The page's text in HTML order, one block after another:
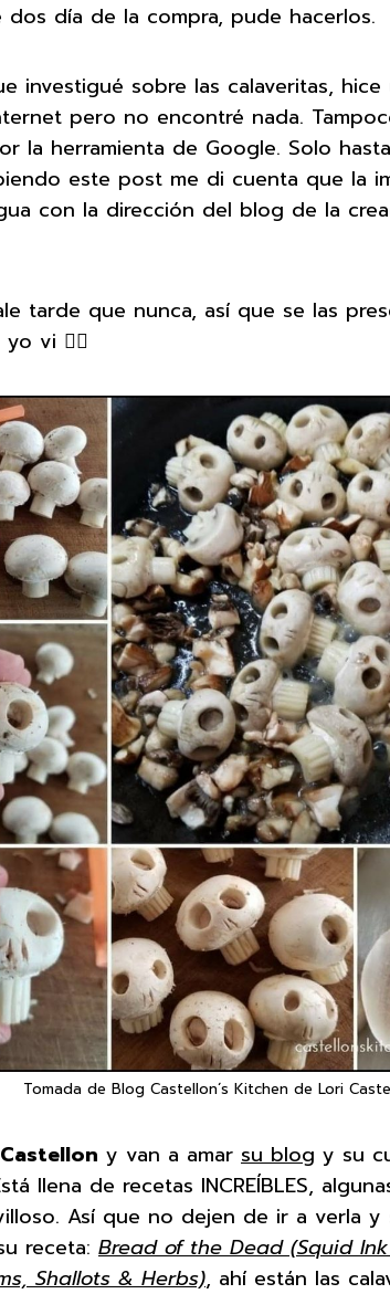
dos día de la compra, pude hacerlos.
investigué sobre las calaveritas,
pero no encontré nada.
la herramienta de Google. Solo
este post me di cuenta que la
con la dirección del blog de la
tarde que nunca, así que se las
vi 👇🏻
Tomada de Blog Castellon´s Kitchen de Lori
y van a amar su blog y su
llena de recetas INCREÍBLES,
Así que no dejen de ir a verla y
receta: Bread of the Dead (Squid
Shallots & Herbs), ahí están las